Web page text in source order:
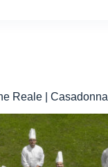
Reale | Casadonna